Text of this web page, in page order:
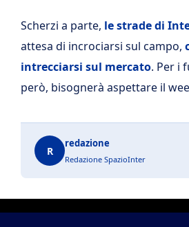
Scherzi a parte, le strade di
attesa di incrociarsi sul campo,
intrecciarsi sul mercato. Per i
però, bisognerà aspettare il
R
redazione
Redazione SpazioInter